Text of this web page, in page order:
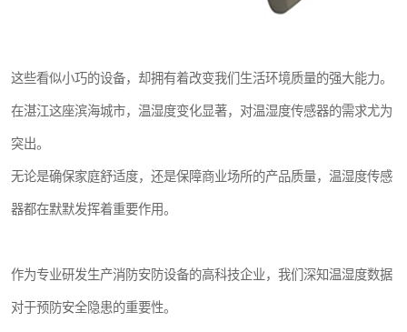
这些看似小巧的设备，却拥有着改变我们生活环境质量的强大能力。
在湛江这座滨海城市，温湿度变化显著，对温湿度传感器的需求尤为
突出。
无论是确保家庭舒适度，还是保障商业场所的产品质量，温湿度传感
器都在默默发挥着重要作用。
作为专业研发生产消防安防设备的高科技企业，我们深知温湿度数据
对于预防安全隐患的重要性。